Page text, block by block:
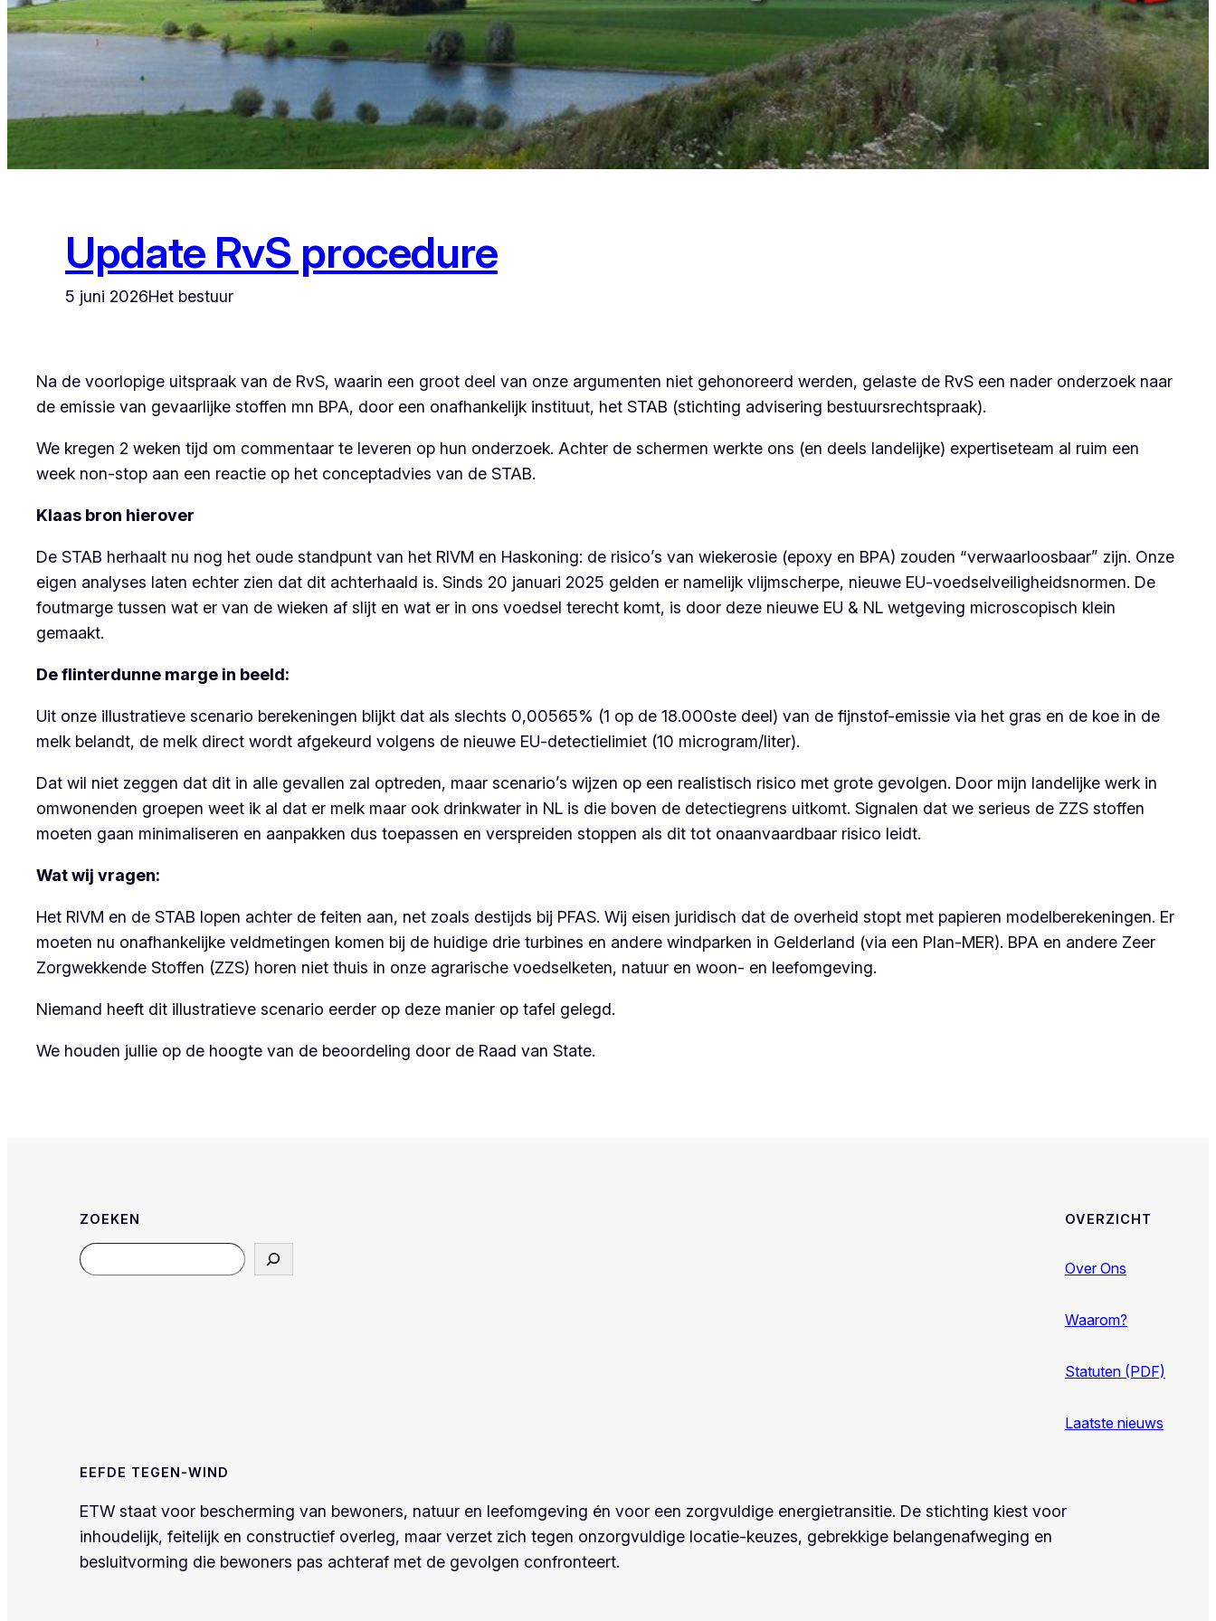
Update RvS procedure
5 juni 2026Het bestuur
Na de voorlopige uitspraak van de RvS, waarin een groot deel van onze argumenten niet gehonoreerd werden, gelaste de RvS een nader onderzoek naar
de emissie van gevaarlijke stoffen mn BPA, door een onafhankelijk instituut, het STAB (stichting advisering bestuursrechtspraak).
We kregen 2 weken tijd om commentaar te leveren op hun onderzoek. Achter de schermen werkte ons (en deels landelijke) expertiseteam al ruim een
week non-stop aan een reactie op het conceptadvies van de STAB.
Klaas bron hierover
De STAB herhaalt nu nog het oude standpunt van het RIVM en Haskoning: de risico’s van wiekerosie (epoxy en BPA) zouden “verwaarloosbaar” zijn. Onze
eigen analyses laten echter zien dat dit achterhaald is. Sinds 20 januari 2025 gelden er namelijk vlijmscherpe, nieuwe EU-voedselveiligheidsnormen. De
foutmarge tussen wat er van de wieken af slijt en wat er in ons voedsel terecht komt, is door deze nieuwe EU & NL wetgeving microscopisch klein
gemaakt.
De flinterdunne marge in beeld:
Uit onze illustratieve scenario berekeningen blijkt dat als slechts 0,00565% (1 op de 18.000ste deel) van de fijnstof-emissie via het gras en de koe in de
melk belandt, de melk direct wordt afgekeurd volgens de nieuwe EU-detectielimiet (10 microgram/liter).
Dat wil niet zeggen dat dit in alle gevallen zal optreden, maar scenario’s wijzen op een realistisch risico met grote gevolgen. Door mijn landelijke werk in
omwonenden groepen weet ik al dat er melk maar ook drinkwater in NL is die boven de detectiegrens uitkomt. Signalen dat we serieus de ZZS stoffen
moeten gaan minimaliseren en aanpakken dus toepassen en verspreiden stoppen als dit tot onaanvaardbaar risico leidt.
Wat wij vragen:
Het RIVM en de STAB lopen achter de feiten aan, net zoals destijds bij PFAS. Wij eisen juridisch dat de overheid stopt met papieren modelberekeningen. Er
moeten nu onafhankelijke veldmetingen komen bij de huidige drie turbines en andere windparken in Gelderland (via een Plan-MER). BPA en andere Zeer
Zorgwekkende Stoffen (ZZS) horen niet thuis in onze agrarische voedselketen, natuur en woon- en leefomgeving.
Niemand heeft dit illustratieve scenario eerder op deze manier op tafel gelegd.
We houden jullie op de hoogte van de beoordeling door de Raad van State.
ZOEKEN
Search
OVERZICHT
Over Ons
Waarom?
Statuten (PDF)
Laatste nieuws
EEFDE TEGEN-WIND
ETW staat voor bescherming van bewoners, natuur en leefomgeving én voor een zorgvuldige energietransitie. De stichting kiest voor
inhoudelijk, feitelijk en constructief overleg, maar verzet zich tegen onzorgvuldige locatie-keuzes, gebrekkige belangenafweging en
besluitvorming die bewoners pas achteraf met de gevolgen confronteert.